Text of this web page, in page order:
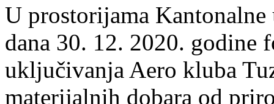
U prostorijama
dana 30. 12. 2020. godine
uključivanja Aero kluba
materijalnih dobara od